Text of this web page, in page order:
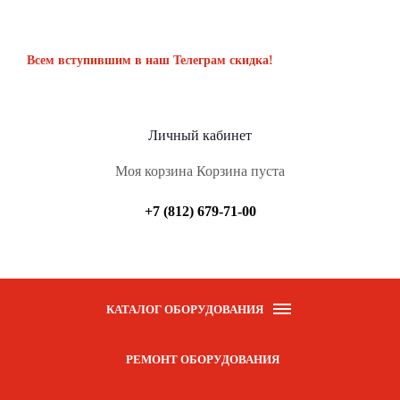
Всем вступившим в наш Телеграм скидка!
Личный кабинет
Моя корзина Корзина пуста
+7 (812) 679-71-00
КАТАЛОГ ОБОРУДОВАНИЯ
РЕМОНТ ОБОРУДОВАНИЯ